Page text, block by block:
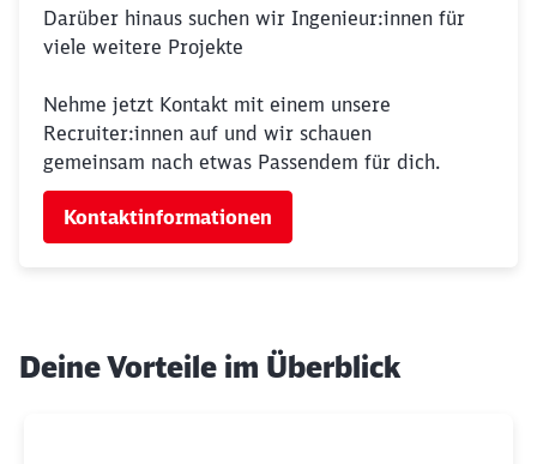
Darüber hinaus suchen wir Ingenieur:innen für
viele weitere Projekte
Nehme jetzt Kontakt mit einem unsere
Recruiter:innen auf und wir schauen
gemeinsam nach etwas Passendem für dich.
Kontaktinformationen
Deine Vorteile im Überblick